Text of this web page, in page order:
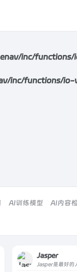
inc/
inc/functions/io-
AI训练模型 AI内容
Jasper